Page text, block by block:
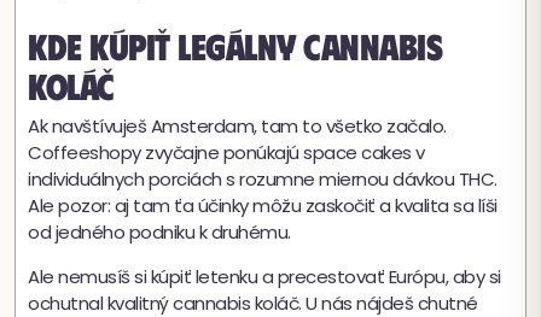
Kde kúpiť legálny cannabis
koláč
Ak navštívuješ Amsterdam, tam to všetko začalo.
Coffeeshopy zvyčajne ponúkajú space cakes v
individuálnych porciách s rozumne miernou dávkou THC.
Ale pozor: aj tam ťa účinky môžu zaskočiť a kvalita sa líši
od jedného podniku k druhému.
Ale nemusíš si kúpiť letenku a precestovať Európu, aby si
ochutnal kvalitný cannabis koláč. U nás nájdeš chutné